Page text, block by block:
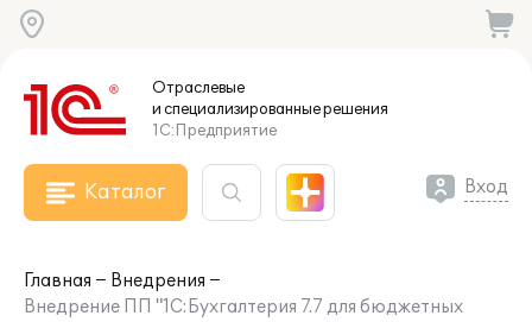
Отраслевые
и специализированныерешения
1С:Предприятие
Каталог Вход
Главная
Внедрения
Внедрение ПП "1С:Бухгалтерия 7.7 для бюджетных